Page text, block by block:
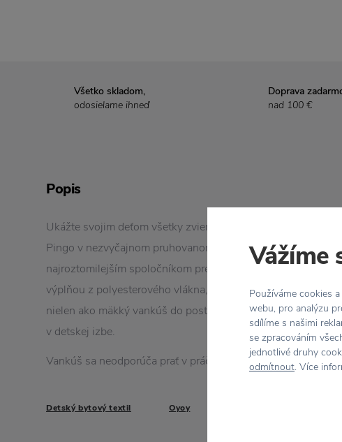
Všetko skladom,
odosielame ihneď
Doprava
nad 100 €
Popis
Ukážte svojim deťom všetky zvieratá, ktoré sú na tomto
Pingo v nezvyčajnom pruhovanom čiernobielom fleecu
najroztomilejším spoločníkom pred spaním. Ručne šitý
výplňou z polyesterového vlákna, vyšívané oči, nos a ústa.
nielen ako mäkký vankúš do postieľky, ale aj ako hračka a
v detskej izbe.
Vankúš sa neodporúča prať v práčke, iba ručne!
Detský bytový textil Oyoy
Vážíme
Používáme cookies
webu, pro analýzu
sdílíme s našimi
se zpracováním
jednotlivé druhy
odmítnout. Více